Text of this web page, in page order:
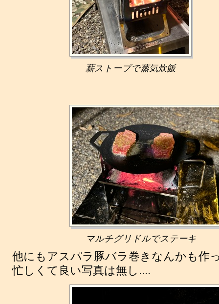
薪ストーブで蒸気炊飯
マルチグリドルでステーキ
他にもアスパラ豚バラ巻きなんかも作
忙しくて良い写真は無し....